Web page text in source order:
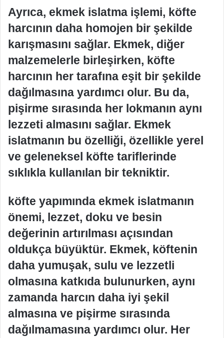
Ayrıca, ekmek islatma işlemi, köfte
harcının daha homojen bir şekilde
karışmasını sağlar. Ekmek, diğer
malzemelerle birleşirken, köfte
harcının her tarafına eşit bir şekilde
dağılmasına yardımcı olur. Bu da,
pişirme sırasında her lokmanın aynı
lezzeti almasını sağlar. Ekmek
islatmanın bu özelliği, özellikle yerel
ve geleneksel köfte tariflerinde
sıklıkla kullanılan bir tekniktir.
köfte yapımında ekmek islatmanın
önemi, lezzet, doku ve besin
değerinin artırılması açısından
oldukça büyüktür. Ekmek, köftenin
daha yumuşak, sulu ve lezzetli
olmasına katkıda bulunurken, aynı
zamanda harcın daha iyi şekil
almasına ve pişirme sırasında
dağılmamasına yardımcı olur. Her